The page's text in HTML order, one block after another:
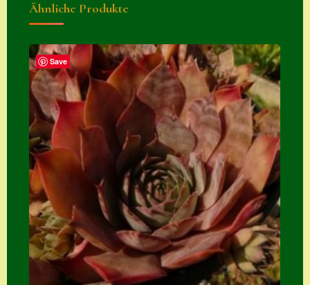
Widerrufsbelehru
ng
Zahlung
Zahlungs- &
Versandinfos
Zubehör
Zubehör
Ähnliche Produkte
Save